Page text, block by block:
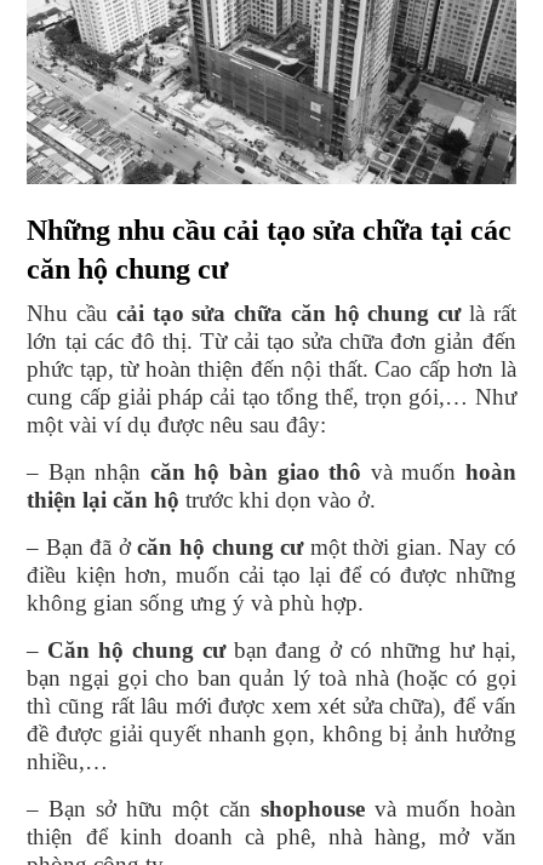
Những nhu cầu cải tạo sửa chữa tại các
căn hộ chung cư
Nhu cầu cải tạo sửa chữa căn hộ chung cưlà rất
lớn tại các đô thị. Từ cải tạo sửa chữa đơn giản đến
phức tạp, từ hoàn thiện đến nội thất. Cao cấp hơn là
cung cấp giải pháp cải tạo tổng thể, trọn gói,… Như
một vài ví dụ được nêu sau đây:
– Bạn nhận căn hộ bàn giao thô và muốn hoàn
thiện lại căn hộ trước khi dọn vào ở.
– Bạn đã ởcăn hộ chung cưmột thời gian. Nay có
điều kiện hơn, muốn cải tạo lại để có được những
không gian sống ưng ý và phù hợp.
– Căn hộ chung cưbạn đang ở có những hư hại,
bạn ngại gọi cho ban quản lý toà nhà (hoặc có gọi
thì cũng rất lâu mới được xem xét sửa chữa), để vấn
đề được giải quyết nhanh gọn, không bị ảnh hưởng
nhiều,…
– Bạn sở hữu một căn shophouse và muốn hoàn
thiện để kinh doanh cà phê, nhà hàng, mở văn